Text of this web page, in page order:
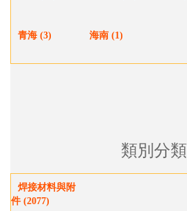
青海 (3) 海南 (1)
類別分類
焊接材料與附
件 (2077)